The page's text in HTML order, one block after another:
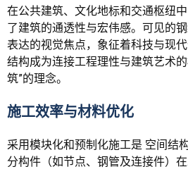
在公共建筑、文化地标和交通枢纽
了建筑的通透性与宏伟感。可见的
表达的视觉焦点，象征着科技与现
结构成为连接工程理性与建筑艺术
筑”的理念。
施工效率与材料优化
采用模块化和预制化施工是 空间结
分构件（如节点、钢管及连接件）